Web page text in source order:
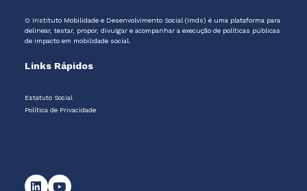
O Instituto Mobilidade e Desenvolvimento Social (Imds) é uma plataforma para
delinear, testar, propor, divulgar e acompanhar a execução de políticas públicas
de impacto em mobilidade social.
Links Rápidos
Estatuto Social
Política de Privacidade